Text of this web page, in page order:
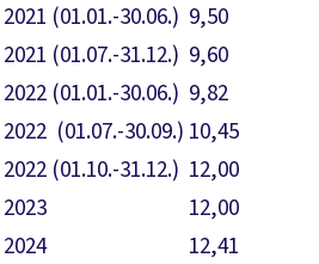
2021 (01.01.-30.06.) 9,50
2021 (01.07.-31.12.) 9,60
2022 (01.01.-30.06.) 9,82
2022 (01.07.-30.09.) 10,45
2022 (01.10.-31.12.) 12,00
2023
12,00
2024
12,41